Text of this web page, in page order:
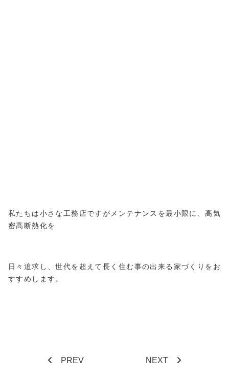
私たちは小さな工務店ですがメンテナンスを最小限に、高気
密高断熱化を
日々追求し、世代を超えて長く住む事の出来る家づくりをお
すすめします。
PREV NEXT